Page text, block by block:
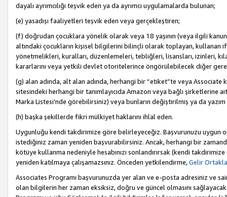
dayalı ayrımcılığı teşvik eden ya da ayrımcı uygulamalarda bulunan;
(e) yasadışı faaliyetleri teşvik eden veya gerçekleştiren;
(f) doğrudan çocuklara yönelik olarak veya 18 yaşının (veya ilgili
altındaki çocukların kişisel bilgilerini bilinçli olarak toplayan, kullanan
yönetmelikleri, kuralları, düzenlemeleri, tebliğleri, lisansları, izinleri,
kararlarını veya yetkili devlet otoritelerince öngörülebilecek diğer
(g) alan adında, alt alan adında, herhangi bir “etiket”te veya
sitesindeki herhangi bir tanımlayıcıda Amazon veya bağlı şirketlerine
Marka Listesi’nde görebilirsiniz) veya bunların değiştirilmiş ya da
(h) başka şekillerde fikri mülkiyet haklarını ihlal eden.
Uygunluğu kendi takdirimize göre belirleyeceğiz. Başvurunuzu uygun
istediğiniz zaman yeniden başvurabilirsiniz. Ancak, herhangi bir
kötüye kullanma nedeniyle hesabınızı sonlandırırsak (kendi
yeniden katılmaya çalışamazsınız. Önceden yetkilendirme,Gelir
Associates Programı başvurunuzda yer alan ve e-posta adresiniz ve
olan bilgilerin her zaman eksiksiz, doğru ve güncel olmasını